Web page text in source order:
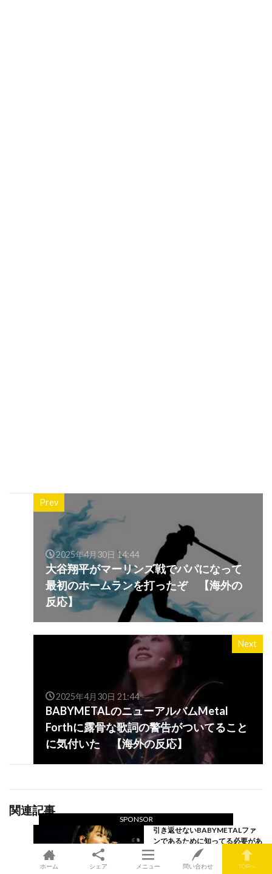
Prev
2025年4月30日 14:44
大谷翔平がマーリンズ戦でパパになって
最初のホームランを打ったぞ 【海外の
反応】
Next
2025年4月30日 21:44
BABYMETALのニューアルバムMetal
Forthに露骨な歌詞の警告がついてること
に気付いた 【海外の反応】
関連記事
引き返せないBABYMETALファ
ンであるために知ってる必要があ
ることは？ 【海外の反応】
SPONSOR
ホーム シェア メニュー 問い合わせ TOPへ